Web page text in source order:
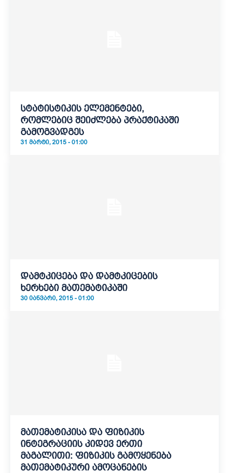
სტატისტიკის ელემენტები,
რომლებიც შეიძლება პრაქტიკაში
გამოგვადგეს
31 ᲛᲐᲠᲢᲘ, 2015 - 01:00
დამტკიცება და დამტკიცების
ხერხები მათემატიკაში
30 ᲘᲐᲜᲕᲐᲠᲘ, 2015 - 01:00
მათემატიკისა და ფიზიკის
ინტეგრაციის კიდევ ერთი
მაგალითი: ფიზიკის გამოყენება
მათემატიკური ამოცანების